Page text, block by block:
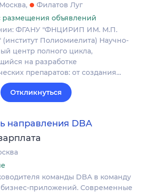
Москва
Филатов Луг
размещения объявлений
ФГАНУ "ФНЦИРИП ИМ. М.П.
Полиомиелита) Научно-
центр полного цикла,
на разработке
препаратов: от создания…
Откликнуться
направления DBA
команды DBA в команду
приложений. Современные